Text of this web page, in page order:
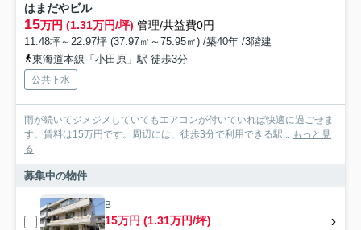
はまだやビル
15万円 (1.31万円/坪) 管理/共益費0円
11.48坪～22.97坪 (37.97㎡～75.95㎡) /築40年 /3階建
東海道本線「小田原」駅 徒歩3分
公共下水
雨が続いてジメジメしていてもエアコンが付いていれば快適に過ごせま
す。賃料は15万円です。周辺には、徒歩3分で利用できる駅... もっと見
る
募集中の物件
B
15万円 (1.31万円/坪)